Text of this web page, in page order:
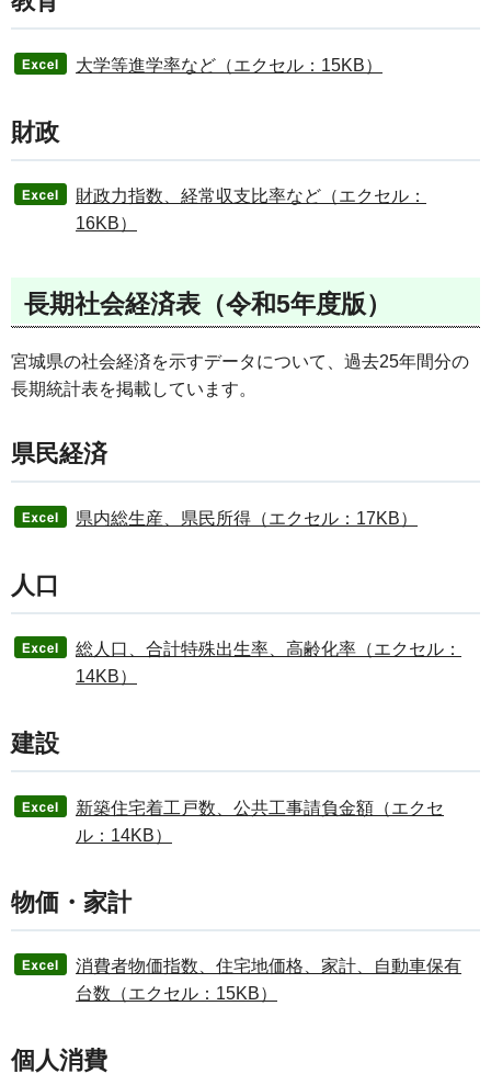
大学等進学率など（エクセル：15KB）
財政
財政力指数、経常収支比率など（エクセル：
16KB）
長期社会経済表（令和5年度版）
宮城県の社会経済を示すデータについて、過去25年間分の
長期統計表を掲載しています。
県民経済
県内総生産、県民所得（エクセル：17KB）
人口
総人口、合計特殊出生率、高齢化率（エクセル：
14KB）
建設
新築住宅着工戸数、公共工事請負金額（エクセ
ル：14KB）
物価・家計
消費者物価指数、住宅地価格、家計、自動車保有
台数（エクセル：15KB）
個人消費